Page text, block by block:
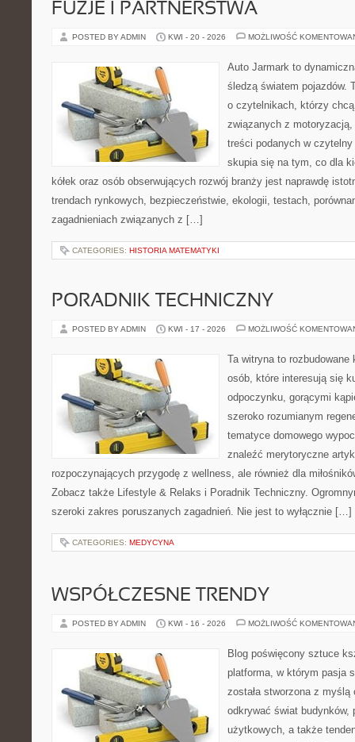
FUZJE I PARTNERSTWA
POSTED BY ADMIN KWI - 20 - 2026 MOŻLIWOŚĆ
Auto Jarmark to
śledzą światem pojazdów.
o czytelnikach, którzy
związanych z
treści podanych w
skupia się na tym, co dla
kółek oraz osób obserwujących rozwój branży jest naprawdę
trendach rynkowych, bezpieczeństwie, ekologii, testach,
zagadnieniach związanych z […]
CATEGORIES: HISTORIA MATEMATYKI
PORADNIK TECHNICZNY
POSTED BY ADMIN KWI - 17 - 2026 MOŻLIWOŚĆ
Ta witryna to
osób, które interesują się
odpoczynku, gorącymi
szeroko rozumianym
tematyce domowego
znaleźć merytoryczne
rozpoczynających przygodę z wellness, ale również dla
Zobacz także Lifestyle & Relaks i Poradnik Techniczny.
szeroki zakres poruszanych zagadnień. Nie jest to wyłącznie […]
CATEGORIES: MEDYCYNA
WSPÓŁCZESNE TRENDY
POSTED BY ADMIN KWI - 16 - 2026 MOŻLIWOŚĆ
Blog poświęcony sztuce
platforma, w którym pasja
została stworzona z
odkrywać świat
użytkowych, a także